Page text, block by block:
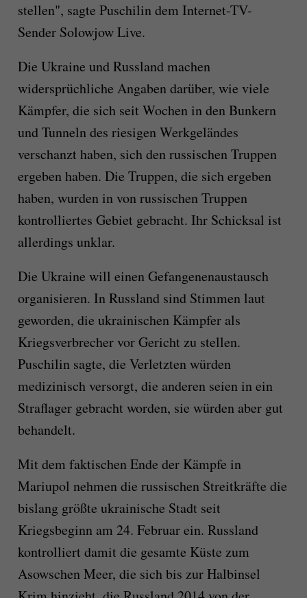
stellen", sagte Puschilin dem Internet-TV-
Sender Solowjow Live.
Die Ukraine und Russland machen
widersprüchliche Angaben darüber, wie viele
Kämpfer, die sich seit Wochen in den Bunkern
und Tunneln des riesigen Werkgeländes
verschanzt haben, sich den russischen Truppen
ergeben haben. Die Truppen, die sich ergeben
haben, wurden in von russischen Truppen
kontrolliertes Gebiet gebracht. Ihr Schicksal ist
allerdings unklar.
Die Ukraine will einen Gefangenenaustausch
organisieren. In Russland sind Stimmen laut
geworden, die ukrainischen Kämpfer als
Kriegsverbrecher vor Gericht zu stellen.
Puschilin sagte, die Verletzten würden
medizinisch versorgt, die anderen seien in ein
Straflager gebracht worden, sie würden aber gut
behandelt.
Mit dem faktischen Ende der Kämpfe in
Mariupol nehmen die russischen Streitkräfte die
bislang größte ukrainische Stadt seit
Kriegsbeginn am 24. Februar ein. Russland
kontrolliert damit die gesamte Küste zum
Asowschen Meer, die sich bis zur Halbinsel